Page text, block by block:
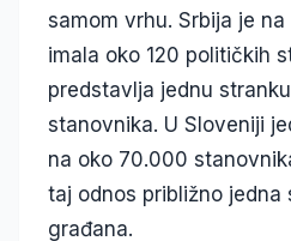
samom vrhu. Srbija je
imala oko 120 političkih
predstavlja jednu
stanovnika. U Sloveniji
na oko 70.000
taj odnos približno jedna
građana.